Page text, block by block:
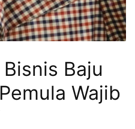
Baju
Wajib